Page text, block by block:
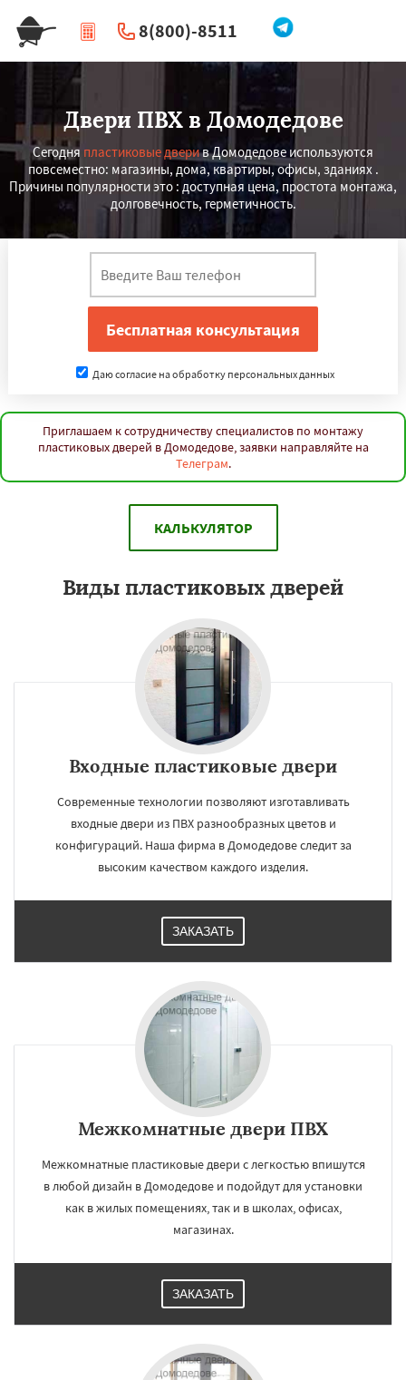
8(800)-8511
| Перезвоните мне
Двери ПВХ в Домодедове
Сегодня пластиковые дверив Домодедове используются
повсеместно: магазины, дома, квартиры, офисы, зданиях .
Причины популярности это : доступная цена, простота монтажа,
долговечность, герметичность.
Даю согласие на обработку персональных данных
Приглашаем к сотрудничеству специалистов по монтажу
пластиковых дверей в Домодедове, заявки направляйте на
Телеграм.
КАЛЬКУЛЯТОР
Виды пластиковых дверей
Входные пластиковые двери
Современные технологии позволяют изготавливать
входные двери из ПВХ разнообразных цветов и
конфигураций. Наша фирма в Домодедове следит за
высоким качеством каждого изделия.
ЗАКАЗАТЬ
Межкомнатные двери ПВХ
Межкомнатные пластиковые двери с легкостью впишутся
в любой дизайн в Домодедове и подойдут для установки
как в жилых помещениях, так и в школах, офисах,
магазинах.
ЗАКАЗАТЬ